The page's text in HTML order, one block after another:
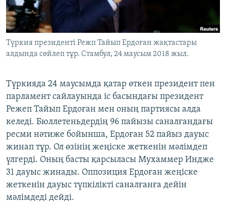
ЖАЗЫЛЫҢЫЗ
Басқа тілдерде
Түркия президенті Режп Тайып Ердоған жақтастары
алдында сөйлеп тұр. Стамбул, 24 маусым 2018 жыл.
Түркияда 24 маусымда қатар өткен президент пен
парламент сайлауында іс басындағы президент
Режеп Тайып Ердоған мен оның партиясы алда
келеді. Бюллетеньдердің 96 пайызы саналғандағы
ресми нәтиже бойынша, Ердоған 52 пайыз дауыс
жинап тұр. Ол өзінің жеңіске жеткенін мәлімдеп
үлгерді. Оның басты қарсыласы Мухаммер Индже
31 дауыс жинады. Оппозиция Ердоған жеңіске
жеткенін дауыс түпкілікті саналғанға дейін
мәлімдеді дейді.